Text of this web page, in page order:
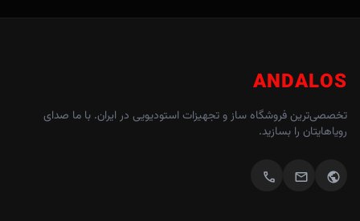
ANDALOS
تخصصی‌ترین فروشگاه ساز و تجهیزات استودیویی در ایران. با ما صدای
رویاهایتان را بسازید.
public
mail
call